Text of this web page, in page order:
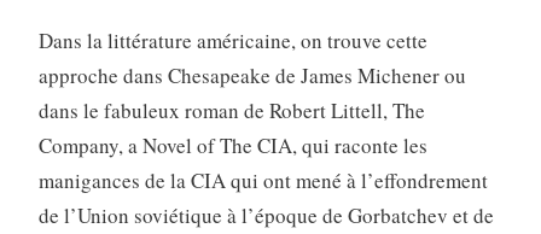
Dans la littérature américaine, on trouve cette
approche dans Chesapeake de James Michener ou
dans le fabuleux roman de Robert Littell, The
Company, a Novel of The CIA, qui raconte les
manigances de la CIA qui ont mené à l’effondrement
de l’Union soviétique à l’époque de Gorbatchev et de